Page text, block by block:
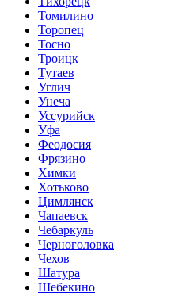
Томилино
Торопец
Тосно
Троицк
Тутаев
Углич
Унеча
Уссурийск
Уфа
Феодосия
Фрязино
Химки
Хотьково
Цимлянск
Чапаевск
Чебаркуль
Черноголовка
Чехов
Шатура
Шебекино